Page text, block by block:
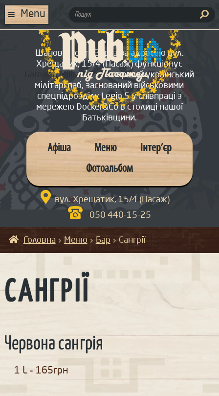
navigation
content
Menu
ГОЛОВНА
ІНТЕР’ЄР
ФОТОАЛЬБОМ
ПРО НАС
КОНТАКТИ
ОРГАНІЗАЦІЯ СВЯТ
СПЕЦІАЛЬНІ ПРОПОЗИЦІЇ
Шановні гості! Зараз за адресою вул.
Хрещатик, 15/4 (Пасаж) функціонує
Garnison Military Pub– перший український
мілітарі паб, заснований військовими
спецпідрозділу Legio 5 у співпраці з
мережею Docker&Co в столиці нашої
Батьківщини.
Афіша Меню
Інтер’єр
Фотоальбом
 вул. Хрещатик, 15/4 (Пасаж)
050 440-15-25
Головна Меню Бар Сангрії
САНГРІЇ
Червона сангрія
1 L - 165грн